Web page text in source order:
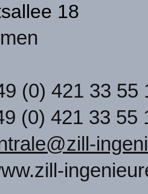
18
(0) 421 33 55
(0) 421 33 55